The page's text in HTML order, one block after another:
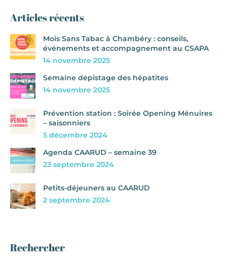
Articles récents
Mois Sans Tabac à Chambéry : conseils,
événements et accompagnement au CSAPA
14 novembre 2025
Semaine dépistage des hépatites
14 novembre 2025
Prévention station : Soirée Opening Ménuires
– saisonniers
5 décembre 2024
Agenda CAARUD – semaine 39
23 septembre 2024
Petits-déjeuners au CAARUD
2 septembre 2024
Rechercher